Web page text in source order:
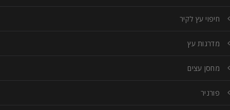
חיפוי עץ לקיר
מדרגות עץ
מחסן עצים
פורניר